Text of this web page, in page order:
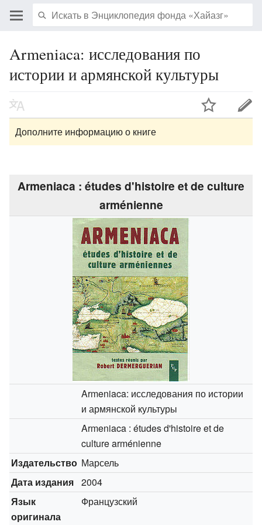
Armeniaca: исследования по
истории и армянской культуры
Дополните информацию о книге
Armeniaca : études d'histoire et de culture
arménienne
Armeniaca: исследования по истории
и армянской культуры
Armeniaca : études d'histoire et de
culture arménienne
Издательство Марсель
Дата издания 2004
Язык
оригинала
Французский